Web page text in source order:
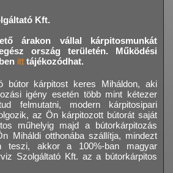
Kft.
árakon vállal kárpitosmunkát
ország területén. Működési
itt tájékozódhat.
bútor kárpitost keres Miháldon, aki
igény esetén több mint kétezer
felmutatni, modern kárpitosipari
az Ön kárpitozott bútorát saját
műhelyig majd a bútorkárpitozás
Miháldi otthonába szállítja, mindezt
teszi, akkor a 100%-ban magyar
Szolgáltató Kft. az a bútorkárpitos